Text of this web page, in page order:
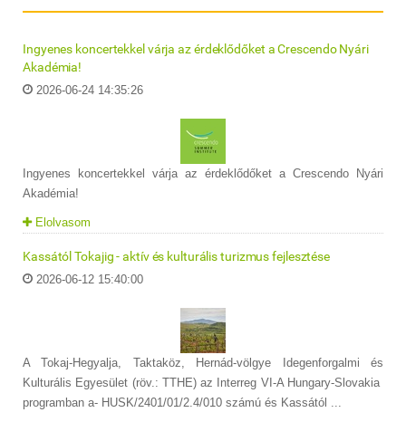
Ingyenes koncertekkel várja az érdeklődőket a Crescendo Nyári
Akadémia!
2026-06-24 14:35:26
Ingyenes koncertekkel várja az érdeklődőket a Crescendo Nyári
Akadémia!
Elolvasom
Kassától Tokajig - aktív és kulturális turizmus fejlesztése
2026-06-12 15:40:00
A Tokaj-Hegyalja, Taktaköz, Hernád-völgye Idegenforgalmi és
Kulturális Egyesület (röv.: TTHE) az Interreg VI-A Hungary-Slovakia
programban a- HUSK/2401/01/2.4/010 számú és Kassától ...